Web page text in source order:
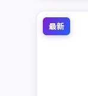
最新